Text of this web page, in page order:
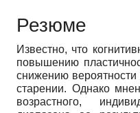
Резюме
Известно, что
повышению
снижению вероятности
старении. Однако
возрастного,